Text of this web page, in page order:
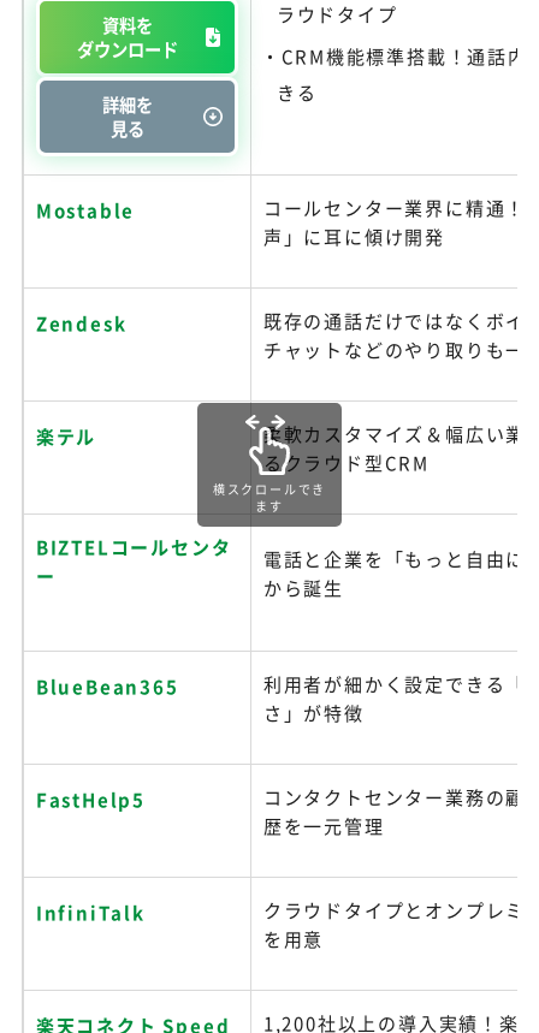
資料を
ダウンロード
詳細を
見る
ラウドタイプ
CRM機能標準搭載！通話内
きる
Mostable
コールセンター業界に精通！
声」に耳に傾け開発
Zendesk
既存の通話だけではなくボイ
チャットなどのやり取りも一
楽テル
柔軟カスタマイズ＆幅広い業
るクラウド型CRM
BIZTELコールセンタ
ー
電話と企業を「もっと自由に
から誕生
BlueBean365
利用者が細かく設定できる「
さ」が特徴
FastHelp5
コンタクトセンター業務の顧
歴を一元管理
InfiniTalk
クラウドタイプとオンプレミ
を用意
楽天コネクト Speed
1,200社以上の導入実績！楽
横スクロールでき
ます